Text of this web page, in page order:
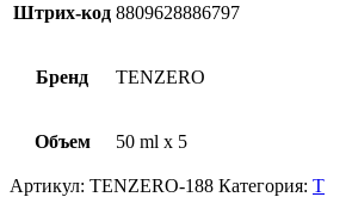
Штрих-код 8809628886797
Бренд TENZERO
Объем 50 ml x 5
Артикул: TENZERO-188 Категория: T